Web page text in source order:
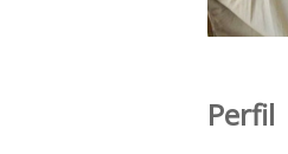
Perfil